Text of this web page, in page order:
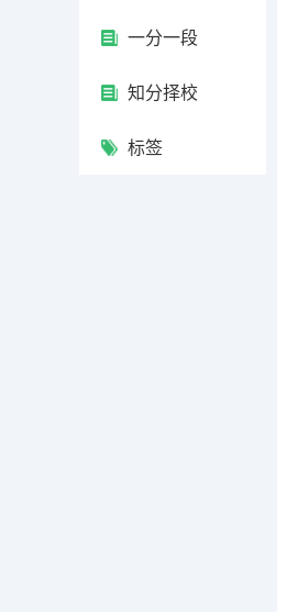
一分一段
知分择校
标签